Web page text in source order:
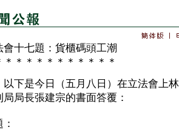
會十七題：貨櫃碼頭工潮
＊＊＊＊＊＊＊＊＊＊＊
是今日（五月八日）在立法會上林
局局長張建宗的書面答覆：